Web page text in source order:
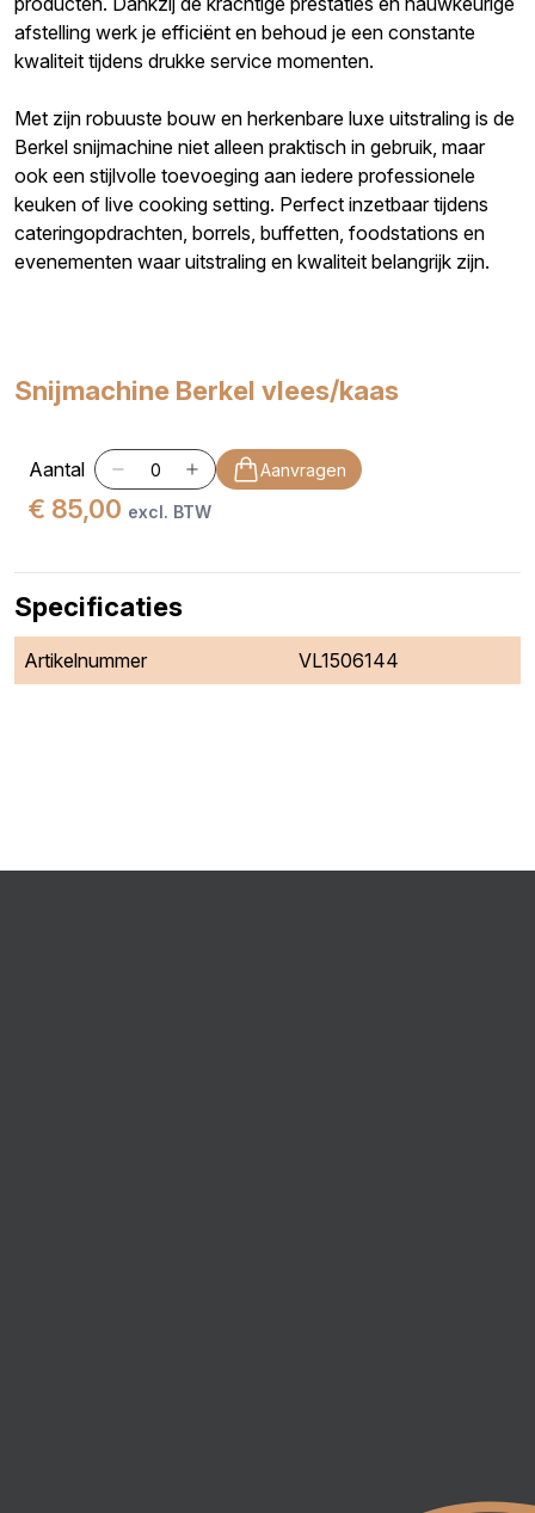
afstelling werk je efficiënt en behoud je een constante
kwaliteit tijdens drukke service momenten.
Met zijn robuuste bouw en herkenbare luxe uitstraling is de
Berkel snijmachine niet alleen praktisch in gebruik, maar
ook een stijlvolle toevoeging aan iedere professionele
keuken of live cooking setting. Perfect inzetbaar tijdens
cateringopdrachten, borrels, buffetten, foodstations en
evenementen waar uitstraling en kwaliteit belangrijk zijn.
Snijmachine Berkel vlees/kaas
Aantal Aanvragen
€ 85,00 excl. BTW
Specificaties
Artikelnummer VL1506144